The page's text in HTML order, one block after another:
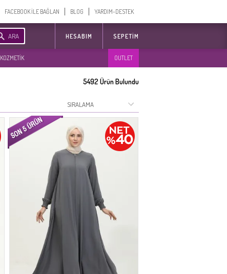
FACEBOOK İLE BAĞLAN BLOG YARDIM-DESTEK
ARA HESABIM SEPETIM
KOZMETİK OUTLET
5492 Ürün Bulundu